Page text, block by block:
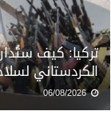
تركيا: كيف
الكردستاني
06/08/2026